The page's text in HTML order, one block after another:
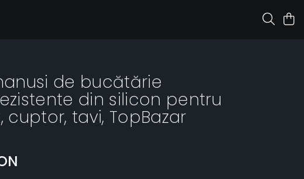
de bucătărie
din silicon pentru
cuptor, tavi, TopBazar